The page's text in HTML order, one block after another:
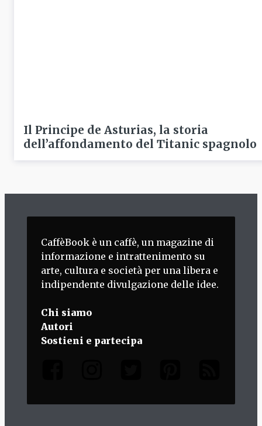
Il Principe de Asturias, la storia
dell’affondamento del Titanic spagnolo
CaffèBook è un caffè, un magazine di
informazione e intrattenimento su
arte, cultura e società per una libera e
indipendente divulgazione delle idee.
Chi siamo
Autori
Sostieni e partecipa